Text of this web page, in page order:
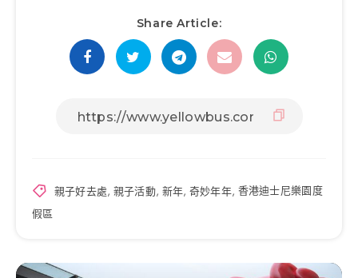
Share Article:
親子好去處, 親子活動, 新年, 奇妙年年, 香港迪士尼樂園度
假區